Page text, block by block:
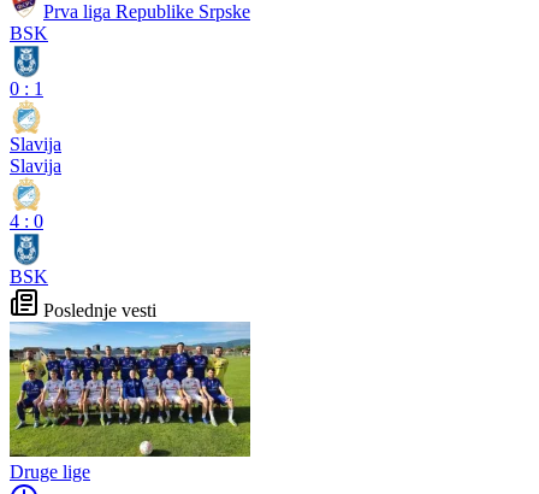
Prva liga Republike Srpske
BSK
0 : 1
Slavija
Slavija
4 : 0
BSK
Poslednje vesti
Druge lige